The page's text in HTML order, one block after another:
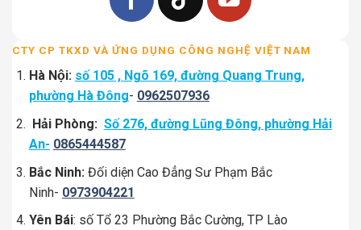
CTY CP TKXD VÀ ỨNG DỤNG CÔNG NGHỆ VIỆT NAM
Hà Nội: số 105 , Ngõ 169, đường Quang Trung,
phường Hà Đông- 0962507936
Hải Phòng: Số 276, đường Lũng Đông, phường Hải
An- 0865444587
Bắc Ninh: Đối diện Cao Đẳng Sư Phạm Bắc
Ninh- 0973904221
Yên Bái: số Tổ 23 Phường Bắc Cường, TP Lào